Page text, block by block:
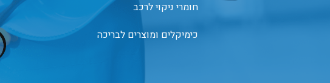
חומרי ניקוי לרכב
כימיקלים ומוצרים לבריכה